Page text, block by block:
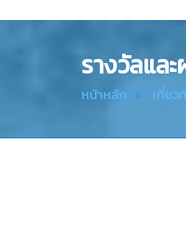
Thai
รางวัลแล
หน้าหลัก เกี่ยว